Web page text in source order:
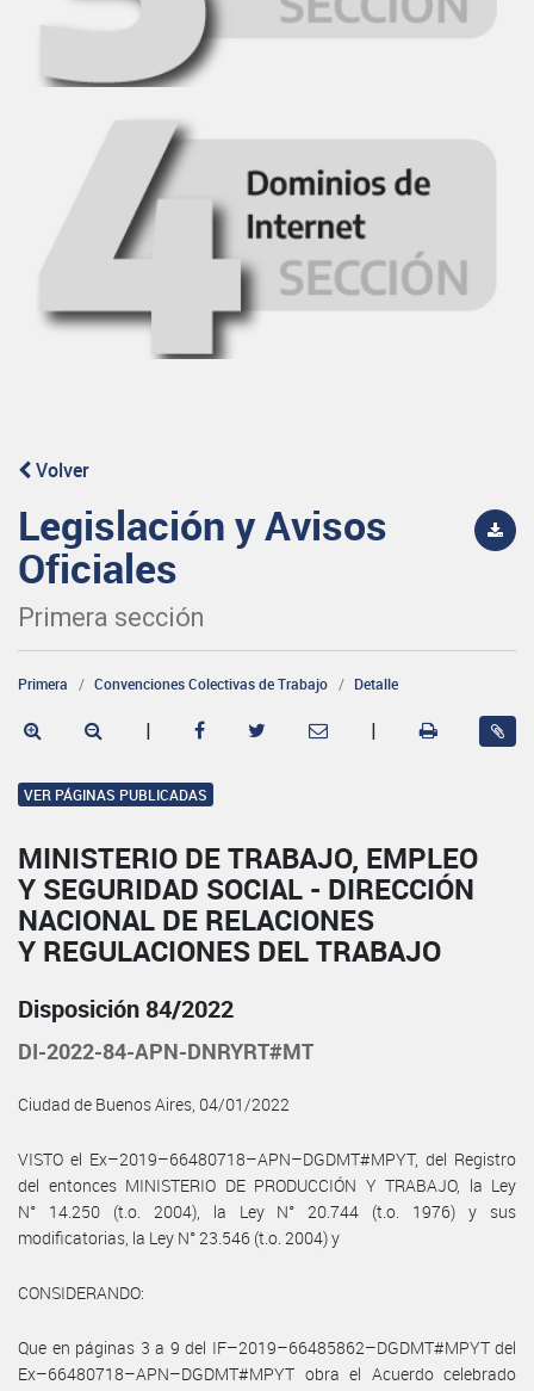
Volver
Legislación y Avisos
Oficiales
Primera sección
Primera Convenciones Colectivas de Trabajo Detalle
| |
VER PÁGINAS PUBLICADAS
MINISTERIO DE TRABAJO, EMPLEO
Y SEGURIDAD SOCIAL - DIRECCIÓN
NACIONAL DE RELACIONES
Y REGULACIONES DEL TRABAJO
Disposición 84/2022
DI-2022-84-APN-DNRYRT#MT
Ciudad de Buenos Aires, 04/01/2022
VISTO el Ex–2019–66480718–APN–DGDMT#MPYT, del Registro
del entonces MINISTERIO DE PRODUCCIÓN Y TRABAJO, la Ley
N° 14.250 (t.o. 2004), la Ley N° 20.744 (t.o. 1976) y sus
modificatorias, la Ley N° 23.546 (t.o. 2004) y
CONSIDERANDO:
Que en páginas 3 a 9 del IF–2019–66485862–DGDMT#MPYT del
Ex–66480718–APN–DGDMT#MPYT obra el Acuerdo celebrado